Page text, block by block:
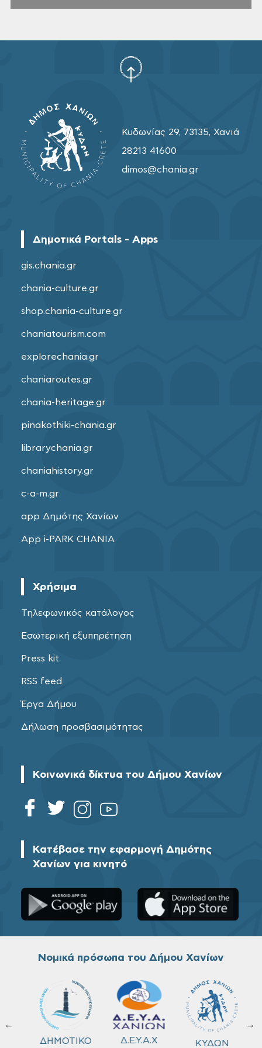
Κυδωνίας 29, 73135, Χανιά
28213 41600
dimos@chania.gr
Δημοτικά Portals - Apps
gis.chania.gr
chania-culture.gr
shop.chania-culture.gr
chaniatourism.com
explorechania.gr
chaniaroutes.gr
chania-heritage.gr
pinakothiki-chania.gr
librarychania.gr
chaniahistory.gr
c-a-m.gr
app Δημότης Χανίων
App i-PARK CHANIA
Χρήσιμα
Τηλεφωνικός κατάλογος
Εσωτερική εξυπηρέτηση
Press kit
RSS feed
Έργα Δήμου
Δήλωση προσβασιμότητας
Κοινωνικά δίκτυα του Δήμου Χανίων
Κατέβασε την εφαρμογή Δημότης
Χανίων για κινητό
Νομικά πρόσωπα του Δήμου Χανίων
←
ΔΗΜΟΤΙΚΟ
Δ.Ε.Υ.Α.Χ ΚΥΔΩΝ
→